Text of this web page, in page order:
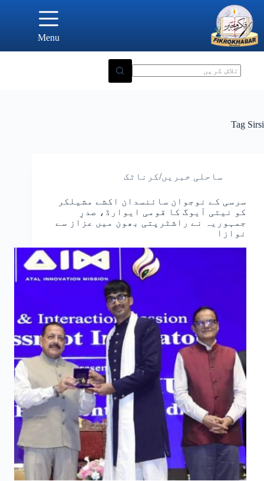
content
Menu
Tag Sirsi
ساحلی خبریں/کرناٹک
سرسی کے نوجوان سائنسدان اکشے مشیلکر
کو نیتی آیوگ کا قومی ایوارڈ، صدرِ
جمہوریہ نے راشٹرپتی بھون میں عزاز سے
نوازا